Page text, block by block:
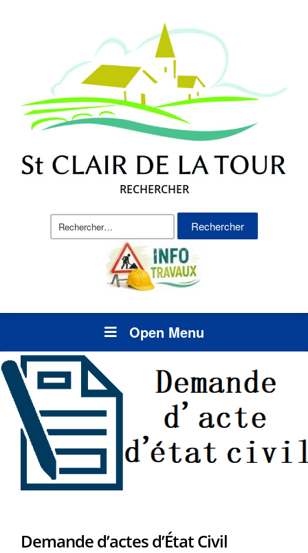
RECHERCHER
Rechercher :
Open Menu
Demande d’actes d’État Civil